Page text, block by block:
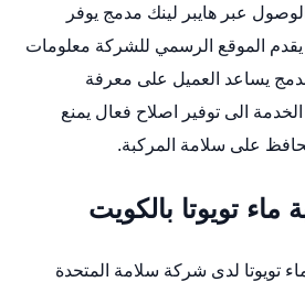
عبر هايبر لينك مدمج يوفر
يقدم الموقع الرسمي للشركة معلومات
يساعد العميل على معرفة
الى توفير اصلاح فعال يمنع
على سلامة المركبة.
تويوتا بالكويت
تويوتا لدى شركة سلامة المتحدة